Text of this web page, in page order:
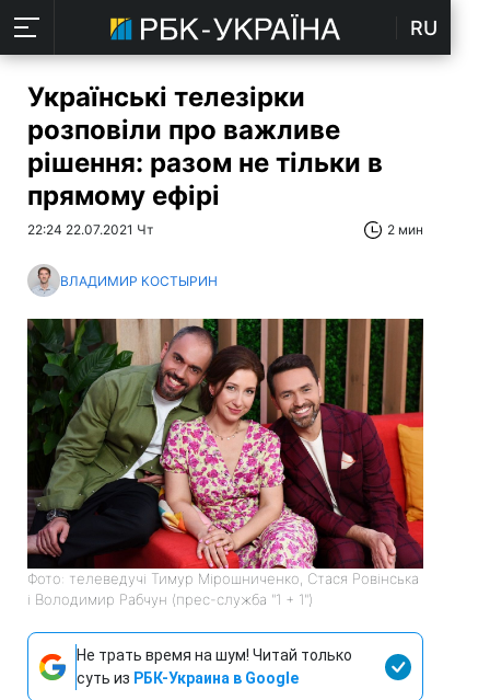
RU
Українські телезірки
розповіли про важливе
рішення: разом не тільки в
прямому ефірі
22:24 22.07.2021 Чт 2 мин
ВЛАДИМИР КОСТЫРИН
Фото: телеведучі Тимур Мірошниченко, Стася Ровінська
і Володимир Рабчун (прес-служба "1 + 1")
Не трать время на шум! Читай только
суть из РБК-Украина в Google